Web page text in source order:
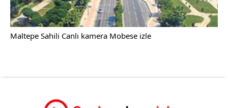
Maltepe Sahili Canlı kamera Mobese izle